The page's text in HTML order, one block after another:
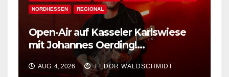
NORDHESSEN REGIONAL
Open-Air auf Kasseler Karlswiese
mit Johannes Oerding!
Zusatzkontingent an Tickets
erhältlich!
AUG. 4, 2026 FEDOR WALDSCHMIDT